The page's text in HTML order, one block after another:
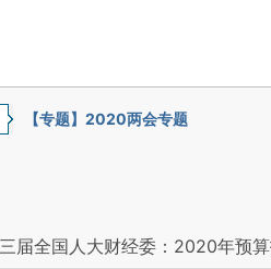
【专题】2020两会专题
届全国人大财经委：2020年预